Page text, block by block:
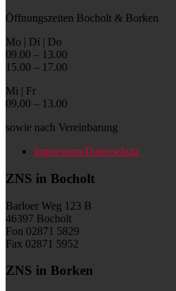
Öffnungszeiten Bocholt & Borken
Mo | Di | Do
09.00 – 13.00
15.00 – 17.00
Mi | Fr
09.00 – 13.00
sowie nach Vereinbarung
Impressum/Datenschutz
ZNS in Bocholt
Barloer Weg 123 B
46397 Bocholt
Fon 02871 5829
Fax 02871 5952
ZNS in Borken